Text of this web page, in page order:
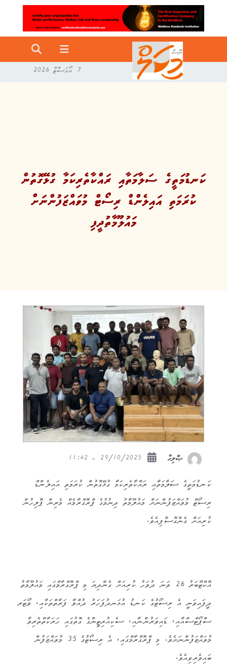
7 އޯގަސްޓް 2026
ކަނޑުމަތީގެ ސަލާމަތާއި ރައްކާތެރިކަމާ ގުޅޭގޮތުން
ކުރަމަތި އައިލެންޑް ރިސޯޓް މުވައްޒަފުންނަށް
މައުލޫމާތުދީފި
ޞާލިޙް
ކަނޑުމަތީގެ ސަލާމަތާއި ރައްކާތެރިކަމާ ގުޅޭގޮތުން ކުރަމަތި އައިލެންޑް
ރިސޯޓް މުވައްޒަފުންނަށް މައުލޫމާތު ދިނުމުގެ ޕްރޮގްރާމެއް މެރިން ޕޮލިހުން
ކުރިއަށް ގެންގޮސްފިއެވެ.
އޮކްޓޫބަރު 26 ވަނަ ދުވަހު ކުރިއަށް ގެންދިޔަ މި ޕްރޮގްރާމްގައި މައުލޫމާތު
ދީފައިވަނީ އެ ރިސޯޓުގެ ކަނޑު އުޅަނދުފަހަރު ދުއްވާ ފަރާތްތަކާއި، ވޯޓަރ
ސްޕޯޓްސްއާއި، ޑައިވަރުންނާއި، ސެކިއުރިޓީންގެ ގޮތުގައި ހަރަކާތްތެރިވާ
މުވައްޒަފުންނަށެވެ. މި ޕްރޮގްރާމްގައި، އެ ރިސޯޓުގެ 35 މުވައްޒަފުން
ބައިވެރިވިއެވެ.